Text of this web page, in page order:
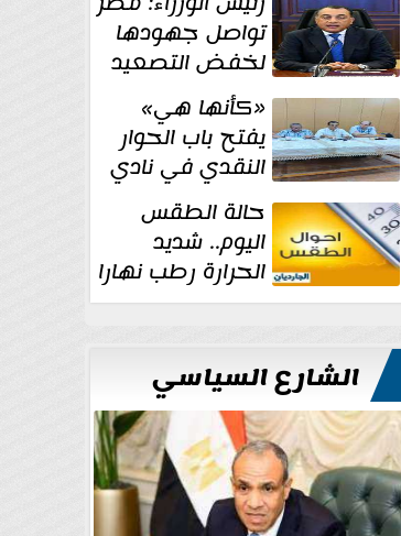
كأس العالم تواصل جهودها
لخفض التصعيد
والحفاظ على
الاستقرار الإقليمي«كأنها هي»
يفتح باب الحوار
النقدي في نادي
أدب مصر الجديدة
حالة الطقس
اليوم.. شديد
الحرارة رطب نهارا
مائل للحرارة رطب
الشارع السياسي